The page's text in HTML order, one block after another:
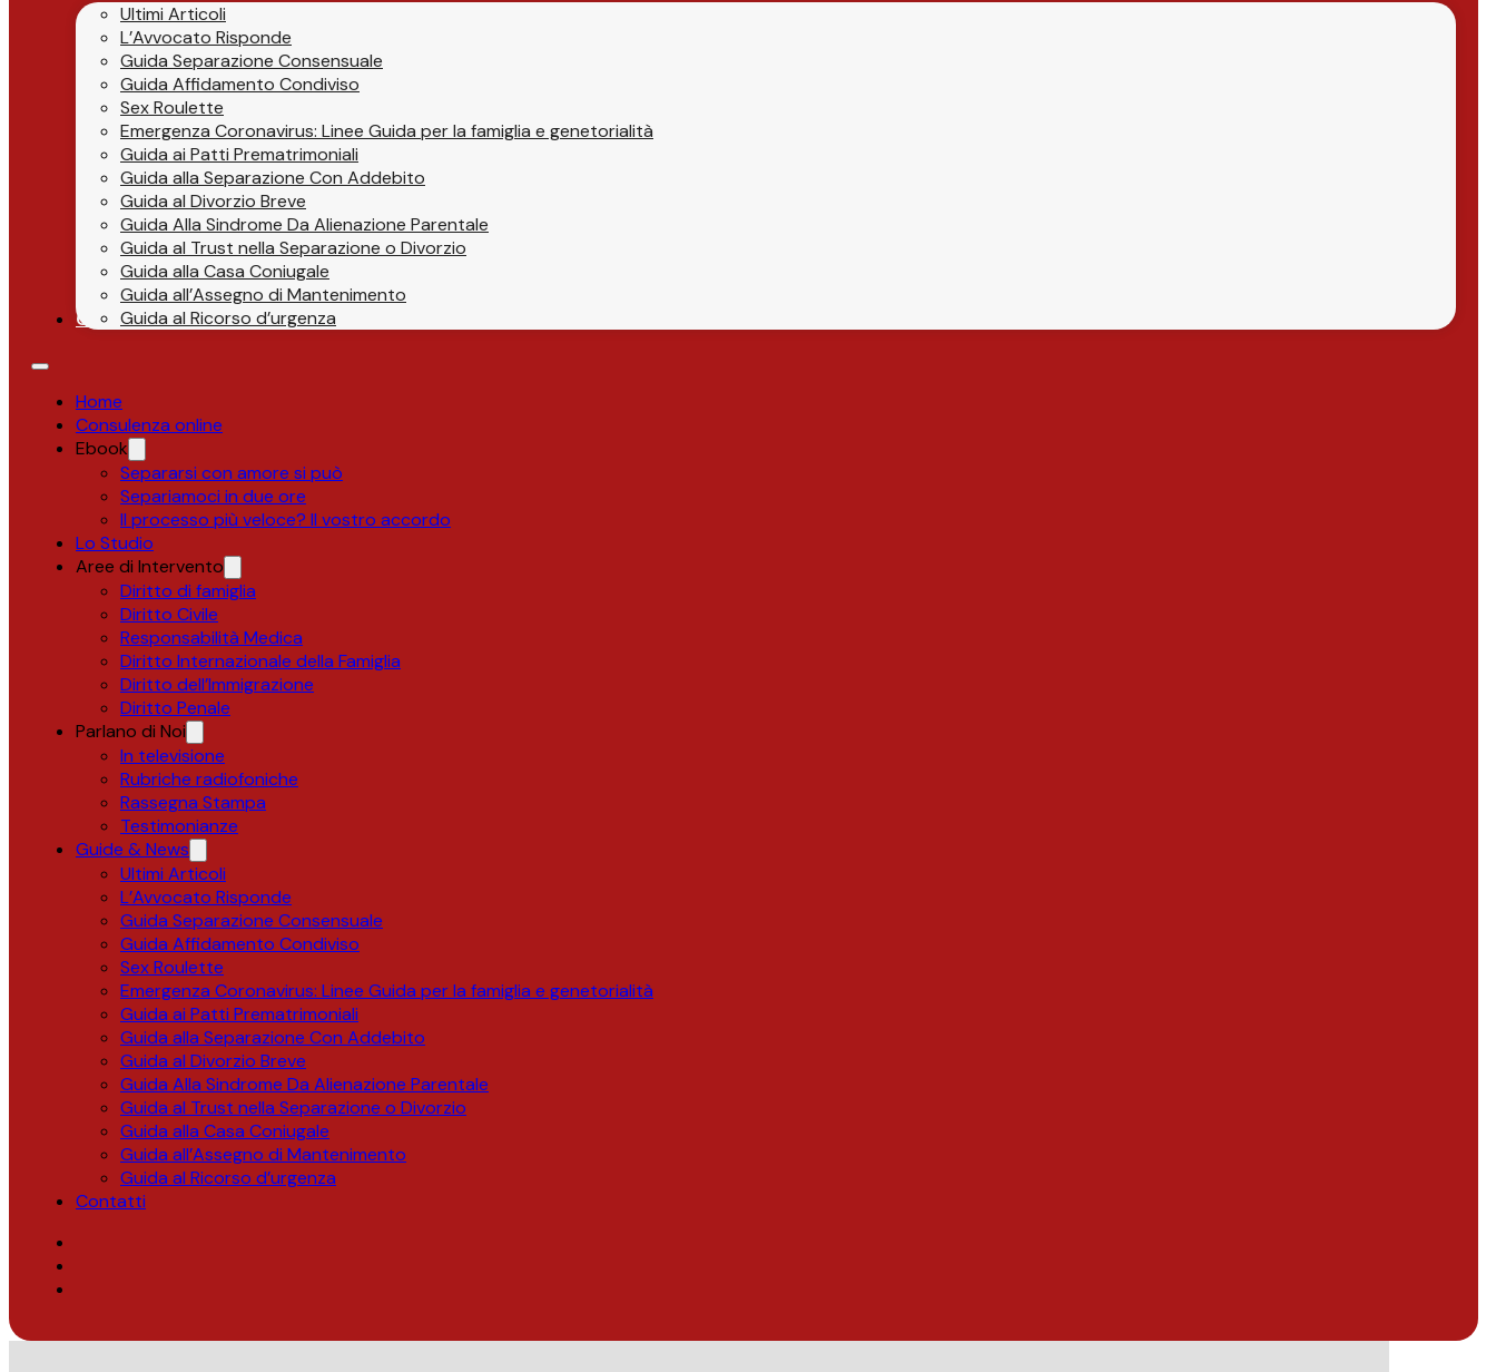
Ultimi Articoli
L’Avvocato Risponde
Guida Separazione Consensuale
Guida Affidamento Condiviso
Sex Roulette
Emergenza Coronavirus: Linee Guida per la famiglia e genetorialità
Guida ai Patti Prematrimoniali
Guida alla Separazione Con Addebito
Guida al Divorzio Breve
Guida Alla Sindrome Da Alienazione Parentale
Guida al Trust nella Separazione o Divorzio
Guida alla Casa Coniugale
Guida all’Assegno di Mantenimento
Guida al Ricorso d’urgenza
Contatti
Home
Consulenza online
Ebook
Separarsi con amore si può
Separiamoci in due ore
Il processo più veloce? Il vostro accordo
Lo Studio
Aree di Intervento
Diritto di famiglia
Diritto Civile
Responsabilità Medica
Diritto Internazionale della Famiglia
Diritto dell’Immigrazione
Diritto Penale
Parlano di Noi
In televisione
Rubriche radiofoniche
Rassegna Stampa
Testimonianze
Guide & News
Ultimi Articoli
L’Avvocato Risponde
Guida Separazione Consensuale
Guida Affidamento Condiviso
Sex Roulette
Emergenza Coronavirus: Linee Guida per la famiglia e genetorialità
Guida ai Patti Prematrimoniali
Guida alla Separazione Con Addebito
Guida al Divorzio Breve
Guida Alla Sindrome Da Alienazione Parentale
Guida al Trust nella Separazione o Divorzio
Guida alla Casa Coniugale
Guida all’Assegno di Mantenimento
Guida al Ricorso d’urgenza
Contatti